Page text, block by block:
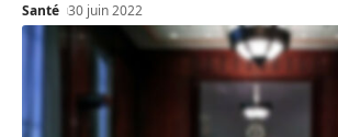
Santé 30 juin 2022